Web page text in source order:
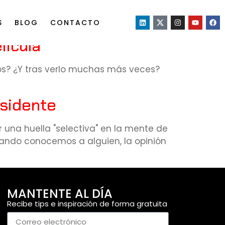
BLOG CONTACTO
¿Y tras verlo muchas más veces?
huella "selectiva" en la mente de
conocemos a alguien, la opinión
MANTENTE AL DÍA
Recibe tips e inspiración de forma gratuita